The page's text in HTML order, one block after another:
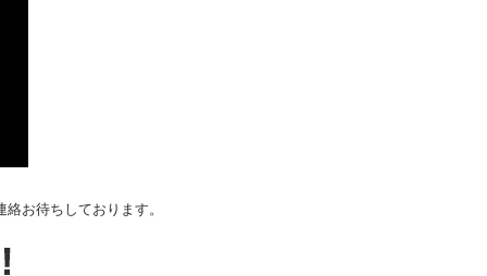
絡お待ちしております。